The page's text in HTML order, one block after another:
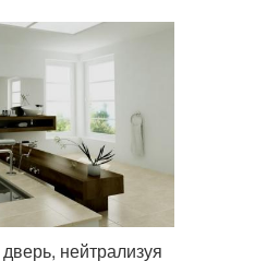
нейтрализуя